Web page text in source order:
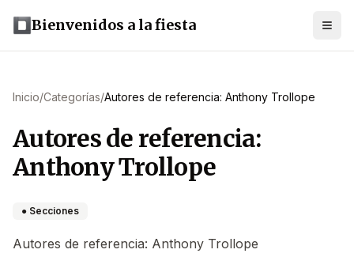
Bienvenidos a la fiesta
Inicio/Categorías/Autores de referencia: Anthony Trollope
Autores de referencia:
Anthony Trollope
● Secciones
Autores de referencia: Anthony Trollope